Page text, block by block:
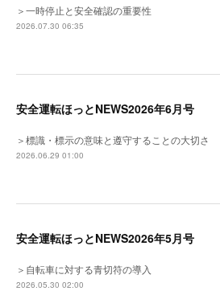
＞一時停止と安全確認の重要性
2026.07.30 06:35
安全運転ほっとNEWS2026年6月号
＞標識・標示の意味と遵守することの大切さ
2026.06.29 01:00
安全運転ほっとNEWS2026年5月号
＞自転車に対する青切符の導入
2026.05.30 02:00